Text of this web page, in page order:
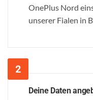
OnePlus Nord
unserer Fialen in
Deine Daten